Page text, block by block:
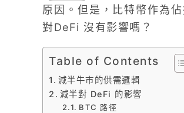
原因。但是，比特幣作為
對DeFi 沒有影響嗎？
Table of Contents
減半牛市的供需邏輯
減半對 DeFi 的影響
BTC 路徑